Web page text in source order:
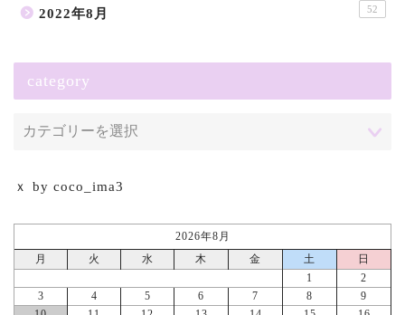
2022年8月 52
category
ｘ by coco_ima3
2026年8月
月
火 水 木 金 土
日
1
2
3
4 5 6 7 8
9